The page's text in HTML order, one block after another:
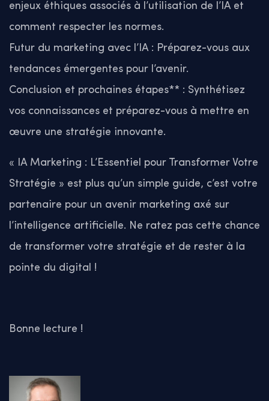
enjeux éthiques associés à l’utilisation de l’IA et
comment respecter les normes.
Futur du marketing avec l’IA : Préparez-vous aux
tendances émergentes pour l’avenir.
Conclusion et prochaines étapes** : Synthétisez
vos connaissances et préparez-vous à mettre en
œuvre une stratégie innovante.
« IA Marketing : L’Essentiel pour Transformer Votre
Stratégie » est plus qu’un simple guide, c’est votre
partenaire pour un avenir marketing axé sur
l’intelligence artificielle. Ne ratez pas cette chance
de transformer votre stratégie et de rester à la
pointe du digital !
Bonne lecture !